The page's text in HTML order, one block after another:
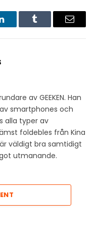
Tumblr Email
av GEEKEN. Han
smartphones och
alla typer av
foldebles från Kina
väldigt bra samtidigt
utmanande.